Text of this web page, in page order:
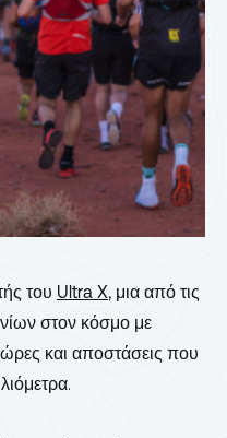
του Ultra X, μια από τις
στον κόσμο με
και αποστάσεις που